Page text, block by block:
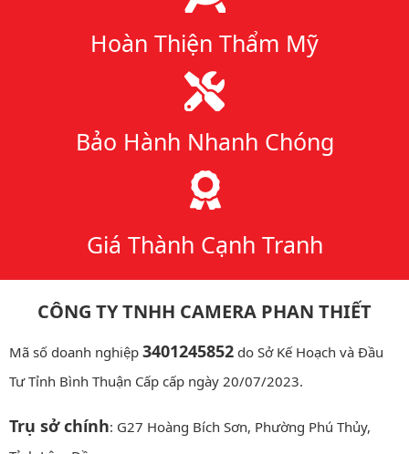
Hoàn Thiện Thẩm Mỹ
Bảo Hành Nhanh Chóng
Giá Thành Cạnh Tranh
CÔNG TY TNHH CAMERA PHAN THIẾT
Mã số doanh nghiệp 3401245852 do Sở Kế Hoạch và Đầu
Tư Tỉnh Bình Thuận Cấp cấp ngày 20/07/2023.
Trụ sở chính: G27 Hoàng Bích Sơn, Phường Phú Thủy,